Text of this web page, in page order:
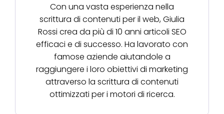
Con una vasta esperienza nella
scrittura di contenuti per il web, Giulia
Rossi crea da più di 10 anni articoli SEO
efficaci e di successo. Ha lavorato con
famose aziende aiutandole a
raggiungere i loro obiettivi di marketing
attraverso la scrittura di contenuti
ottimizzati per i motori di ricerca.